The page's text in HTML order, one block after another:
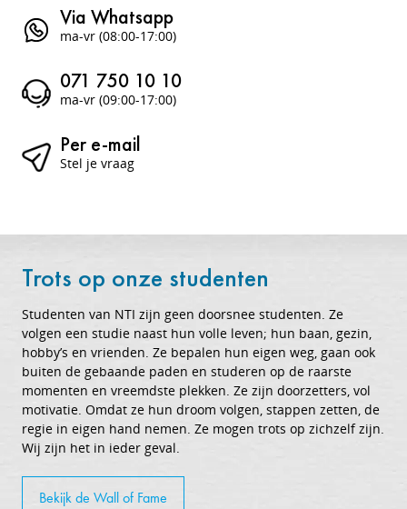
Via Whatsapp
ma-vr (08:00-17:00)
071 750 10 10
ma-vr (09:00-17:00)
Per e-mail
Stel je vraag
Trots op onze studenten
Studenten van NTI zijn geen doorsnee studenten. Ze
volgen een studie naast hun volle leven; hun baan, gezin,
hobby’s en vrienden. Ze bepalen hun eigen weg, gaan ook
buiten de gebaande paden en studeren op de raarste
momenten en vreemdste plekken. Ze zijn doorzetters, vol
motivatie. Omdat ze hun droom volgen, stappen zetten, de
regie in eigen hand nemen. Ze mogen trots op zichzelf zijn.
Wij zijn het in ieder geval.
Bekijk de Wall of Fame